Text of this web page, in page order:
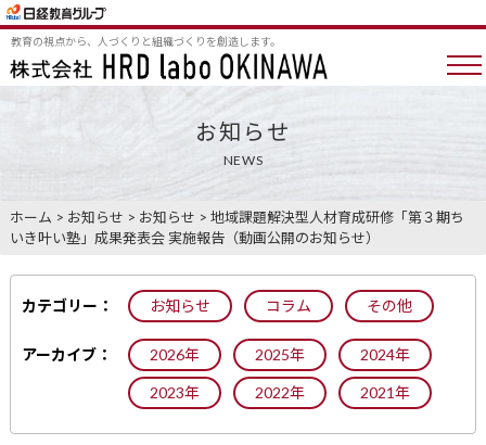
教育の視点から、人づくりと組織づくりを創造します。
お知らせ
NEWS
ホーム > お知らせ > お知らせ > 地域課題解決型人材育成研修「第３期ち
いき叶い塾」成果発表会 実施報告（動画公開のお知らせ）
カテゴリー： お知らせ コラム その他
アーカイブ： 2026年 2025年 2024年
2023年 2022年 2021年